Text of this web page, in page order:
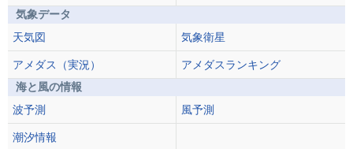
気象データ
天気図
気象衛星
アメダス（実況）
アメダスランキング
海と風の情報
波予測
風予測
潮汐情報